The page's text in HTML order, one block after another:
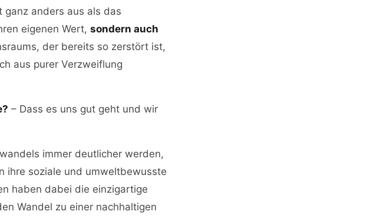
ganz anders aus als das
eigenen Wert, sondern auch
der bereits so zerstört ist,
aus purer Verzweiflung
– Dass es uns gut geht und wir
immer deutlicher werden,
ihre soziale und umweltbewusste
haben dabei die einzigartige
Wandel zu einer nachhaltigen